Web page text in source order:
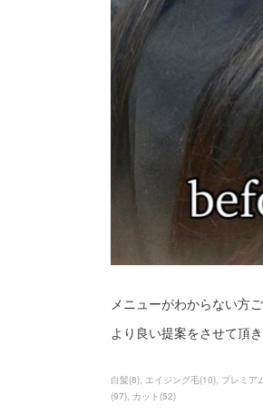
メニューがわからない方
より良い提案をさせて頂き
白髪(8) エイジング毛(10) プレミア
(97) カット (52)